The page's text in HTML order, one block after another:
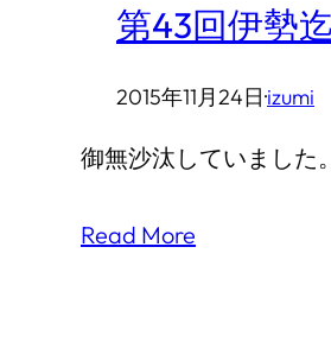
第43回伊勢
2015年11月24日·izumi
御無沙汰していました
Read More